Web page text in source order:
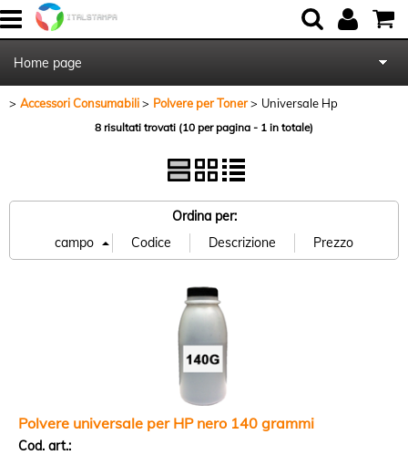
Home page
Chi Siamo
Blog
Accessori Consumabili Polvere per Toner Universale Hp
8 risultati trovati (10 per pagina - 1 in totale)
Ordina per:
Polvere universale per HP nero 140 grammi
Cod. art.: